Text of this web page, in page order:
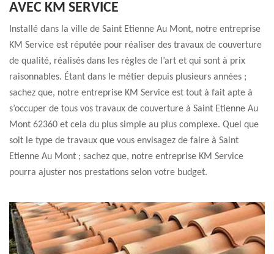
AVEC KM SERVICE
Installé dans la ville de Saint Etienne Au Mont, notre entreprise
KM Service est réputée pour réaliser des travaux de couverture
de qualité, réalisés dans les règles de l’art et qui sont à prix
raisonnables. Étant dans le métier depuis plusieurs années ;
sachez que, notre entreprise KM Service est tout à fait apte à
s’occuper de tous vos travaux de couverture à Saint Etienne Au
Mont 62360 et cela du plus simple au plus complexe. Quel que
soit le type de travaux que vous envisagez de faire à Saint
Etienne Au Mont ; sachez que, notre entreprise KM Service
pourra ajuster nos prestations selon votre budget.